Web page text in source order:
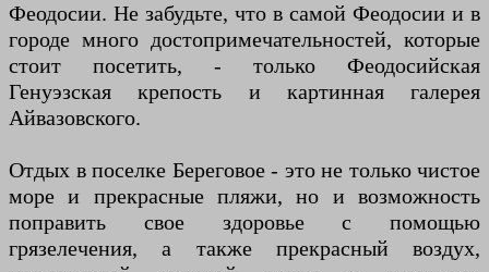
Феодосии. Не забудьте, что в самой Феодосии и в
городе много достопримечательностей, которые
стоит посетить, - только Феодосийская
Генуэзская крепость и картинная галерея
Айвазовского.
Отдых в поселке Береговое - это не только чистое
море и прекрасные пляжи, но и возможность
поправить свое здоровье с помощью
грязелечения, а также прекрасный воздух,